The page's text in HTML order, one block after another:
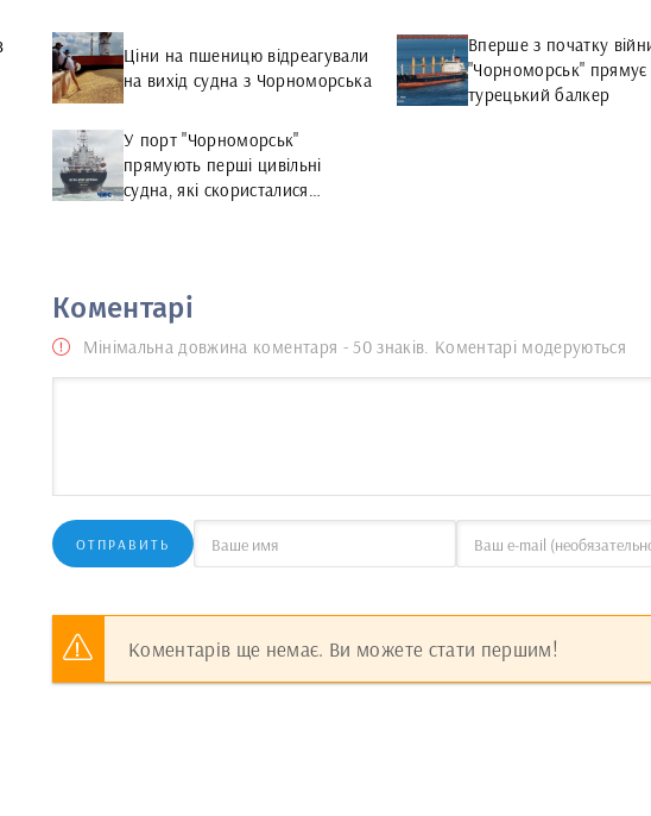
Ціни на пшеницю відреагували
на вихід судна з Чорноморська
Вперше з початку
"Чорноморськ" прямує
турецький балкер
У порт "Чорноморськ"
прямують перші цивільні
судна, які скористалися
Коментарі
Мінімальна довжина коментаря - 50 знаків. Коментарі модеруються
ОТПРАВИТЬ
Коментарів ще немає. Ви можете стати першим!